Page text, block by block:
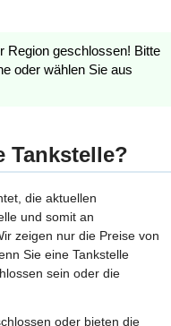
Region geschlossen! Bitte
oder wählen Sie aus
Tankstelle?
die aktuellen
und somit an
zeigen nur die Preise von
Sie eine Tankstelle
sein oder die
oder bieten die